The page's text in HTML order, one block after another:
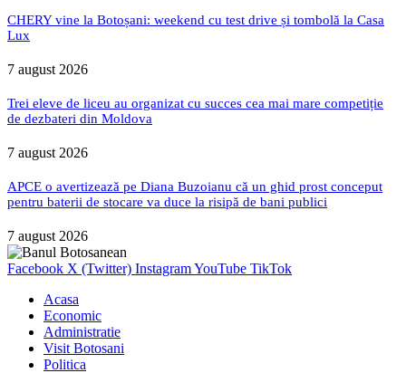
CHERY vine la Botoșani: weekend cu test drive și tombolă la Casa
Lux
7 august 2026
Trei eleve de liceu au organizat cu succes cea mai mare competiție
de dezbateri din Moldova
7 august 2026
APCE o avertizează pe Diana Buzoianu că un ghid prost conceput
pentru baterii de stocare va duce la risipă de bani publici
7 august 2026
Facebook X (Twitter) InstagramYouTube TikTok
Acasa
Economic
Administratie
Visit Botosani
Politica